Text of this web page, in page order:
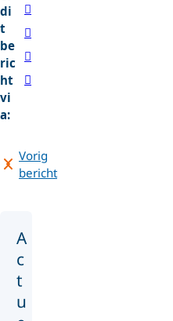
di
t
be
ric
ht
vi
a:
Vorig
bericht
A
c
t
u